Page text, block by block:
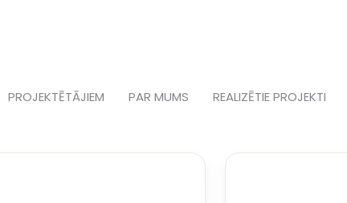
PROJEKTĒTĀJIEM PAR MUMS REALIZĒTIE PROJEKTI